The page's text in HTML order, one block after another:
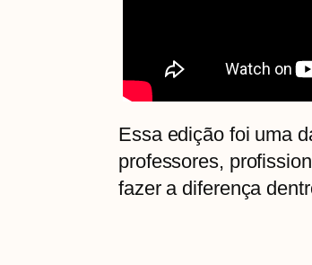
Essa edição foi uma
professores,
fazer a diferença